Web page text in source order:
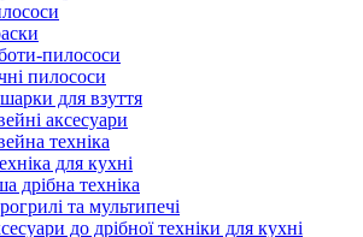
пилососи
пилососи
для взуття
аксесуари
техніка
для кухні
дрібна техніка
та мультипечі
до дрібної техніки для кухні